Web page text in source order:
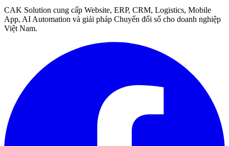
CAK Solution cung cấp Website, ERP, CRM, Logistics, Mobile
App, AI Automation và giải pháp Chuyển đổi số cho doanh nghiệp
Việt Nam.